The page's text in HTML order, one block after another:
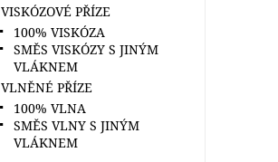
VISKÓZOVÉ PŘÍZE
100% VISKÓZA
SMĚS VISKÓZY S JINÝM
VLÁKNEM
VLNĚNÉ PŘÍZE
100% VLNA
SMĚS VLNY S JINÝM
VLÁKNEM